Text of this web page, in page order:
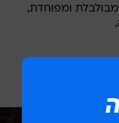
ומפוחדת,
בוזגלו נפרדה
בוזגלו נפרצה